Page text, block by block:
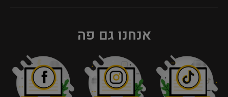
אנחנו גם פה